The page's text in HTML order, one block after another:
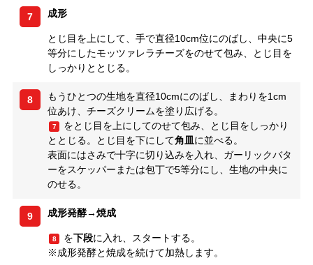
7 成形
とじ目を上にして、手で直径10cm位にのばし、中央に5
等分にしたモッツァレラチーズをのせて包み、とじ目を
しっかりととじる。
8
もうひとつの生地を直径10cmにのばし、まわりを1cm
位あけ、チーズクリームを塗り広げる。
7
をとじ目を上にしてのせて包み、とじ目をしっかり
ととじる。とじ目を下にして角皿に並べる。
表面にはさみで十字に切り込みを入れ、ガーリックバタ
ーをスケッパーまたは包丁で5等分にし、生地の中央に
のせる。
9 成形発酵→焼成
8 を下段に入れ、スタートする。
※成形発酵と焼成を続けて加熱します。